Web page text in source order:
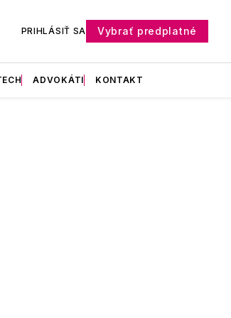
PRIHLÁSIŤ SA Vybrať predplatné
ADVOKÁTI KONTAKT